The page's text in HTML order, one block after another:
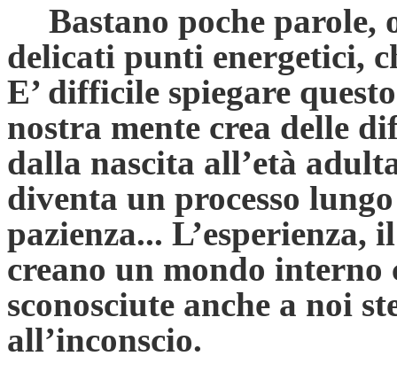
Bastano poche parole,
delicati punti energetici,
E’ difficile spiegare
nostra mente crea delle
dalla nascita all’età
diventa un processo
pazienza... L’esperienza,
creano un mondo interno
sconosciute anche a noi
all’inconscio.